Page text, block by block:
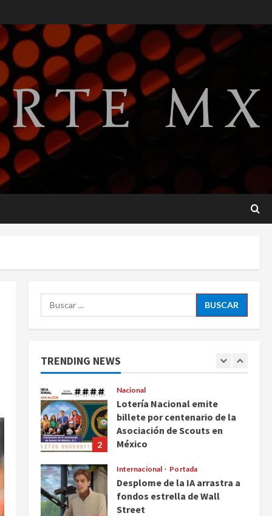
Buscar:
TRENDING NEWS
2
billete por centenario de la
Asociación de Scouts en
agosto 7, 2026
3
Internacional Portada
Desplome de la IA arrastra a
fondos estrella de Wall
Street
agosto 7, 2026
con la evolución del cerebro
agosto 7, 2026
de periodistas y ciertos
agosto 7, 2026
1
2
Nacional
Lotería Nacional emite
billete por centenario de la
Asociación de Scouts en
México
Internacional Portada
Desplome de la IA arrastra a
fondos estrella de Wall
Street